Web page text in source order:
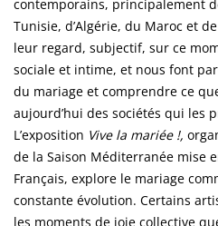
contemporains, principalement
Tunisie, d’Algérie, du Maroc et
leur regard, subjectif, sur ce
sociale et intime, et nous font
du mariage et comprendre ce
aujourd’hui des sociétés qui les
L’exposition Vive la mariée !,
de la Saison Méditerranée mise
Français, explore le mariage
constante évolution. Certains
les moments de joie collective